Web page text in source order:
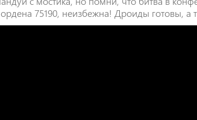
75190, неизбежна! Дроиды готовы, а